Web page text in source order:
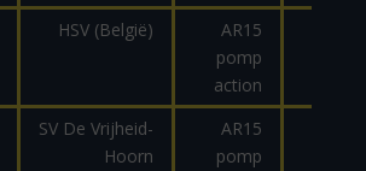
HSV (België)
AR15
pomp
action
SV De Vrijheid-
Hoorn
AR15
pomp